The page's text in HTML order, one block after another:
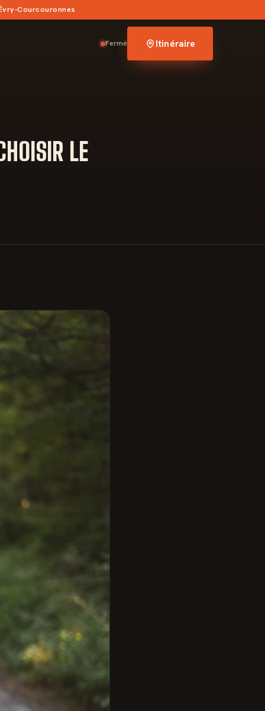
Courcouronnes
Fermé Itinéraire
LE